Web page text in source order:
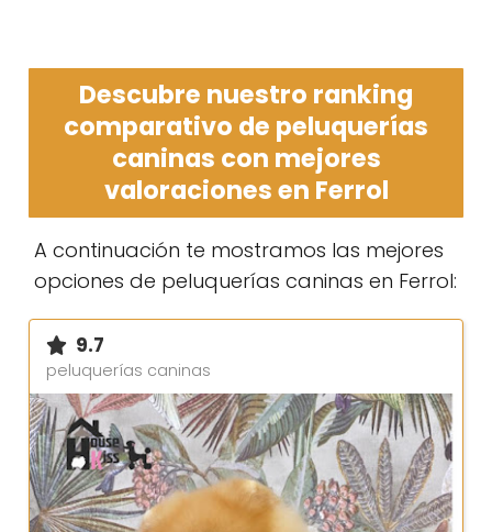
Descubre nuestro ranking
comparativo de peluquerías
caninas con mejores
valoraciones en Ferrol
A continuación te mostramos las mejores
opciones de peluquerías caninas en Ferrol:
9.7
peluquerías caninas